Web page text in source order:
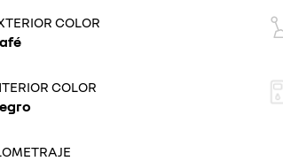
COLOR
COLOR